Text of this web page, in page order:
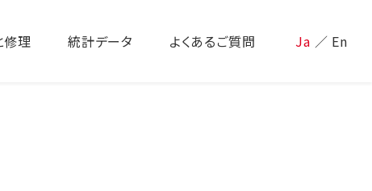
修理 統計データ よくあるご質問 Ja ／ En